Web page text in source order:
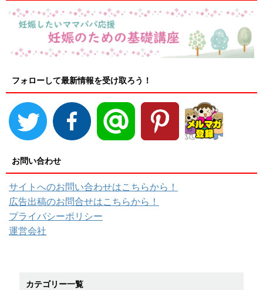
フォローして最新情報を受け取ろう！
お問い合わせ
サイトへのお問い合わせはこちらから！
広告出稿のお問合せはこちらから！
プライバシーポリシー
運営会社
カテゴリー一覧